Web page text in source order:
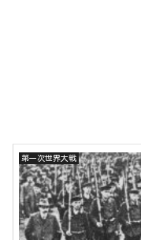
第一次世界大戦